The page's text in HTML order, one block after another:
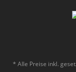
* Alle Preise inkl.